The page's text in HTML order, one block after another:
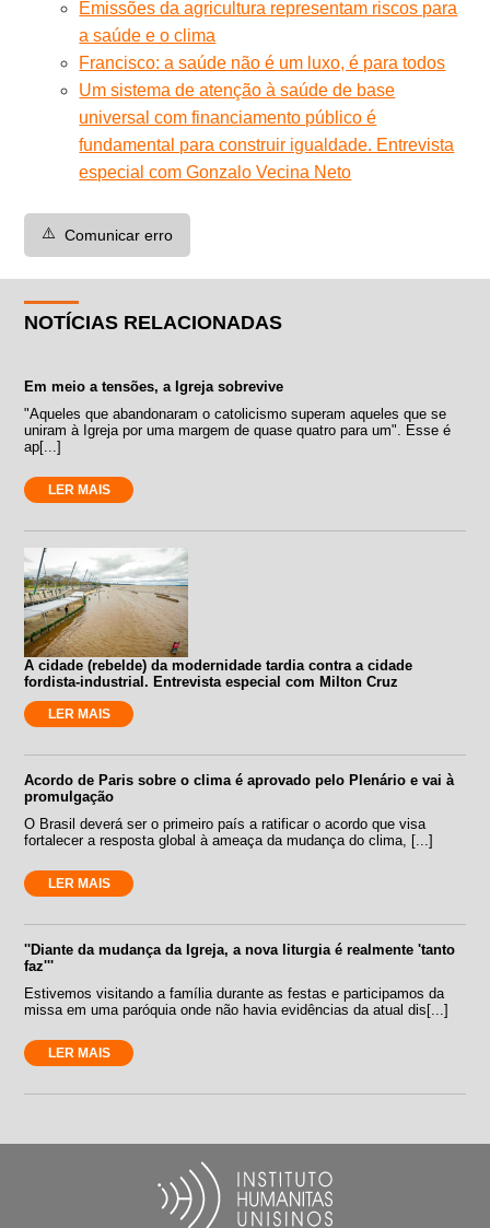
Emissões da agricultura representam riscos para
a saúde e o clima
Francisco: a saúde não é um luxo, é para todos
Um sistema de atenção à saúde de base
universal com financiamento público é
fundamental para construir igualdade. Entrevista
especial com Gonzalo Vecina Neto
⚠️ Comunicar erro
NOTÍCIAS RELACIONADAS
Em meio a tensões, a Igreja sobrevive
"Aqueles que abandonaram o catolicismo superam aqueles que se
uniram à Igreja por uma margem de quase quatro para um". Esse é
ap[...]
LER MAIS
A cidade (rebelde) da modernidade tardia contra a cidade
fordista-industrial. Entrevista especial com Milton Cruz
LER MAIS
Acordo de Paris sobre o clima é aprovado pelo Plenário e vai à
promulgação
O Brasil deverá ser o primeiro país a ratificar o acordo que visa
fortalecer a resposta global à ameaça da mudança do clima, [...]
LER MAIS
''Diante da mudança da Igreja, a nova liturgia é realmente 'tanto
faz'''
Estivemos visitando a família durante as festas e participamos da
missa em uma paróquia onde não havia evidências da atual dis[...]
LER MAIS